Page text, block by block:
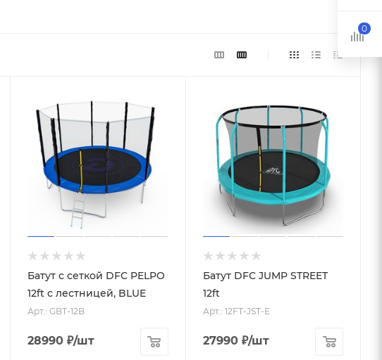
Батут с сеткой DFC PELPO
12ft с лестницей, BLUE
Арт.: GBT-12B
28990 ₽/шт
Батут DFC JUMP STREET
12ft
Арт.: 12FT-JST-E
27990₽/шт
0